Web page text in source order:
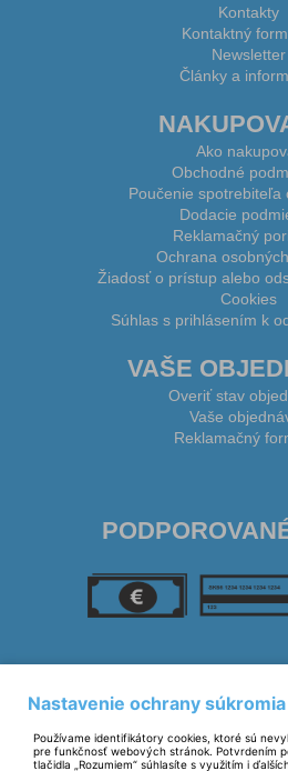
Kontakty
Kontaktný
Newsletter
Články a
Ako
Obchodné
Poučenie spotrebiteľa
Dodacie
Reklamačný
Ochrana
Žiadosť o prístup alebo
Cookies
Súhlas s prihlásením k
VAŠE
Overiť stav
Vaše
Reklamačný
Nastavenie ochrany súkromia
Používame identifikátory cookies, ktoré sú
pre funkčnosť webových stránok. Potvrdením
tlačidla „Rozumiem“ súhlasíte s využitím i